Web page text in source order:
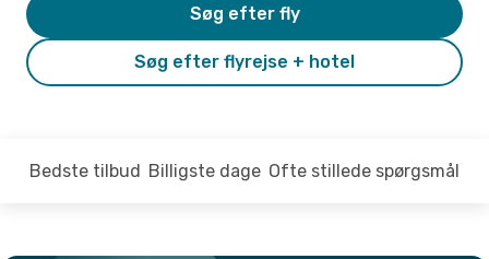
Søg efter flyrejse + hotel
Søg efter fly
Bedste tilbud Billigste dage Ofte stillede spørgsmål